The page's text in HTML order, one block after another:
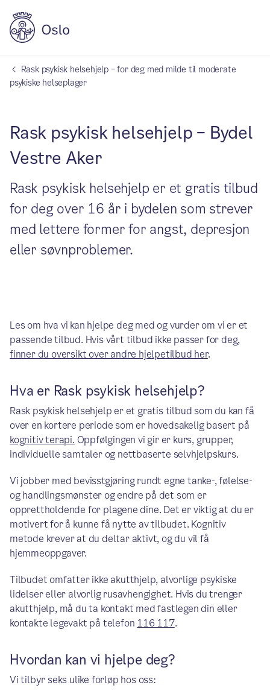
Rask psykisk helsehjelp – for deg med milde til moderate
psykiske helseplager
Rask psykisk helsehjelp – Bydel
Vestre Aker
Rask psykisk helsehjelp er et gratis tilbud
for deg over 16 år i bydelen som strever
med lettere former for angst, depresjon
eller søvnproblemer.
Les om hva vi kan hjelpe deg med og vurder om vi er et
passende tilbud. Hvis vårt tilbud ikke passer for deg,
finner du oversikt over andre hjelpetilbud her.
Hva er Rask psykisk helsehjelp?
Rask psykisk helsehjelp er et gratis tilbud som du kan få
over en kortere periode som er hovedsakelig basert på
kognitiv terapi. Oppfølgingen vi gir er kurs, grupper,
individuelle samtaler og nettbaserte selvhjelpskurs.
Vi jobber med bevisstgjøring rundt egne tanke-, følelse-
og handlingsmønster og endre på det som er
opprettholdende for plagene dine. Det er viktig at du er
motivert for å kunne få nytte av tilbudet. Kognitiv
metode krever at du deltar aktivt, og du vil få
hjemmeoppgaver.
Tilbudet omfatter ikke akutthjelp, alvorlige psykiske
lidelser eller alvorlig rusavhengighet. Hvis du trenger
akutthjelp, må du ta kontakt med fastlegen din eller
kontakte legevakt på telefon 116 117.
Hvordan kan vi hjelpe deg?
Vi tilbyr seks ulike forløp hos oss: